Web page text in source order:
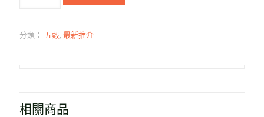
分類： 五穀 最新推介
相關商品